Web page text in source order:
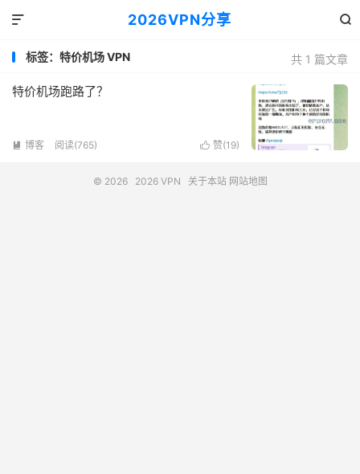
2026VPN分享 

共 1 篇文章
标签：特价机场 VPN
特价机场跑路了？
 赞(19)
 博客 阅读(765)
© 2026 2026 VPN 关于本站 网站地图